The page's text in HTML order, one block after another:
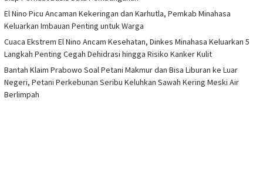
El Nino Picu Ancaman Kekeringan dan Karhutla, Pemkab Minahasa
Keluarkan Imbauan Penting untuk Warga
Cuaca Ekstrem El Nino Ancam Kesehatan, Dinkes Minahasa Keluarkan 5
Langkah Penting Cegah Dehidrasi hingga Risiko Kanker Kulit
Bantah Klaim Prabowo Soal Petani Makmur dan Bisa Liburan ke Luar
Negeri, Petani Perkebunan Seribu Keluhkan Sawah Kering Meski Air
Berlimpah